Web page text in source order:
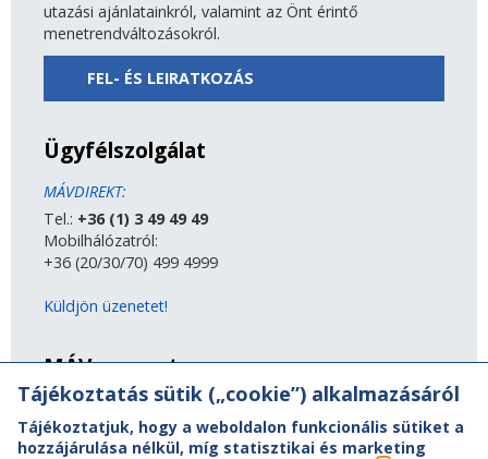
utazási ajánlatainkról, valamint az Önt érintő
menetrendváltozásokról.
FEL- ÉS LEIRATKOZÁS
Ügyfélszolgálat
MÁVDIREKT:
Tel.: +36 (1) 3 49 49 49
Mobilhálózatról:
+36 (20/30/70) 499 4999
Küldjön üzenetet!
MÁV-csoport
A MÁV-csoport tagjai
Jogi útmutatás
Adatvédelem
Tájékoztatás sütik („cookie”) alkalmazásáról
Tájékoztatjuk, hogy a weboldalon funkcionális sütiket a
hozzájárulása nélkül, míg statisztikai és marketing